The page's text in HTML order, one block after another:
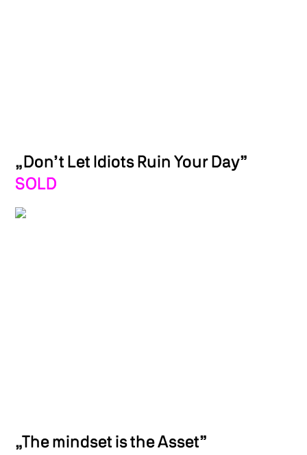
„Don’t Let Idiots Ruin Your Day”
SOLD
„The mindset is the Asset”